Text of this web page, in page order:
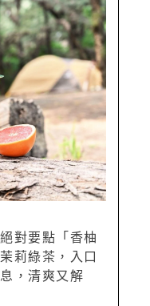
對要點「香柚
莉綠茶，入口
，清爽又解